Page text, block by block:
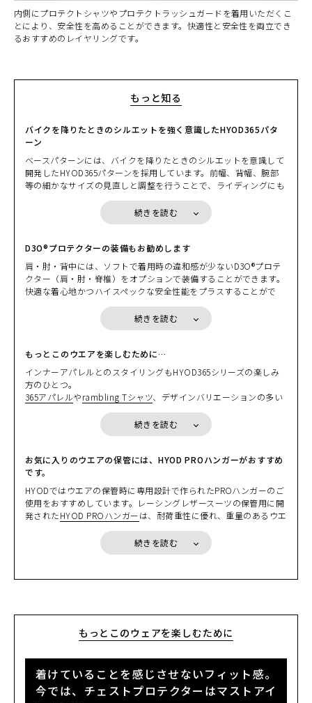
内側にプロテクトシャツやプロテクトラッシュガードを着用いただくこ
とにより、安全性を高めることができます。快適性と安全性を両立でき
るおすすめのレイヤリングです。
もっと知る
バイクを降りたときのシルエットを強く意識したHYOD365パタ
ーン
ベースパターンには、バイクを降りたときのシルエットを意識して
開発したHYOD365パターンを採用しています。前幅、背幅、腕部
等の細かなサイズの見直しと調整を行うことで、ライディングにも
にならないライディング時の快適さを体感いただけます。バイクに
跨ったときに前身にゆとりが生じるなど、走行時の運動性能や快適
ングを楽しむには、ちょうどいいバランスに仕上がっていると思い
ます。
続きを読む
D3O®プロテクターの装備もお勧めします
肩・肘・背中には、ソフトで着用時の違和感が少ないD3O®プロテ
クター（肩・肘・脊椎）をオプションで装備することができます。
快適な着心地かつハイスペックな安全性能をプラスすることがで
規格」をクリアしています。
D3O®プロテクターはとても柔軟で体の動きに馴染むため、365ウエ
き、ぜひおすすめしたい装備です。
すでにD3O®プロテクターを装備したHYODジャケットをお持ちの
方は、お持ちのジャケットからプロテクターを取り出して装着する
こともできます。
＊胸部のプロテクション効果を高めるには、「HYOD D3O® AIR CH
」やセパレートタイプの「 HYOD D3O® AIR CHE
また、バックボーン（脊椎）にオプションの
D3O® VIPER STEALTH
バックボーンプロテクターを装備することで、脊椎部分のプロテク
ション効果を高めることができます。
HYOD D3O® AIR CHEST PROTECTOR：通気性と安全性を両立した
ワンピースタイプのD3O® チェストプロテクター
HYOD D3O® AIR CHEST PROTECTOR Separate
性、使い勝手に優れたセパレートタイプのD3O® チェストプロテク
とD3O®の2重構造。ワンランク上のCE規格LEVEL２認証モデル
クリア
続きを読む
もっとこのウエアを楽しむために…
インナーアパレルとのスタイリングもHYOD365シリーズの楽しみ
方のひとつ。
365アパレルやrambling Tシャツ、デザインバリエーションの多い
だけます。いずれのインナーも吸汗速乾性に優れた高機能素材を採
用していますので、サラッとした心地よい着用感が体感いただけま
また、365テキスタイルウエアにマッチするボトムスもラインアッ
プしています。ジャケットに合わせたボトムスのコーディネートも
ぜひお楽しみください。
ツーリングユースには、好評のUNiON COOLを採用したインナー
「UNiON COOL UNDER SHIRTS
」をベースレイヤーとして着用す
るのがおすすめです。驚くほど涼しく、ほどよい着圧感がかなり快
適に感じられると思います。
続きを読む
お気に入りのウエアの保管には、HYOD PROハンガーがおすすめ
です。
HYODではウエアの保管時に専用設計で作られたPROハンガーのご
使用をおすすめしています。レーシングレザースーツの保管用に開
発されたHYOD PROハンガーは、耐荷重性に優れ、重量のあるウエ
エアにもご利用が可能で、ビクともしないヘビーデューティな作り
が自慢です。ぜひ大切なウエアの保管時にご利用ください。
続きを読む
もっとこのウェアを楽しむために
着けていることを感じさせないフィット感。
今では、チェストプロテクターはマストアイ
カラー・サイズ選択
BLACK mesh
カートに入れる
BLACK mesh
L
カートに入れる
BLACK mesh
¥26,290(税込)
カートに入れる
¥26,290(税込)